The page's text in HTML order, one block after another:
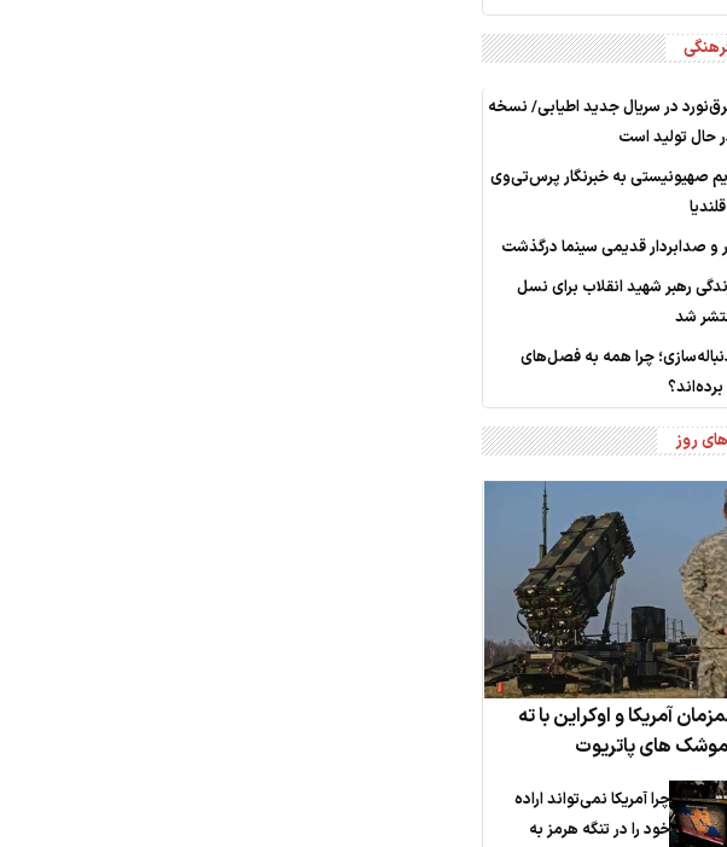
در سریال جدید اطیابی/ نسخه
حال تولید است
صهیونیستی به خبرنگار پرس‌تی‌وی
و صدابردار قدیمی سینما درگذشت
رهبر شهید انقلاب برای نسل
شد
چرا همه به فصل‌های
روز
آمریکا و اوکراین با ته
های پاتریوت
چرا آمریکا نمی‌تواند اراده
خود را در تنگه هرمز به